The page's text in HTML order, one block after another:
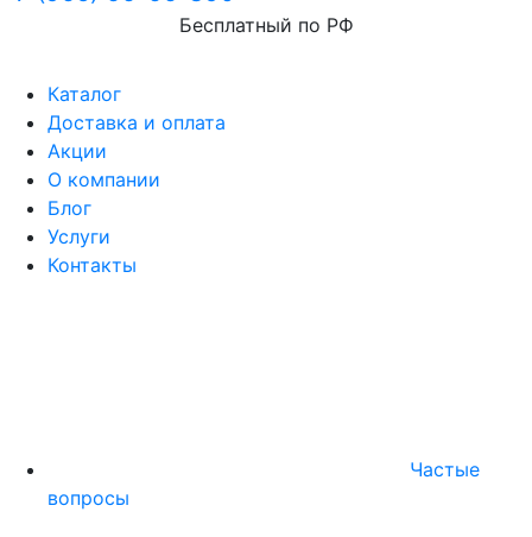
Бесплатный по РФ
Каталог
Доставка и оплата
Акции
О компании
Блог
Услуги
Контакты
Частые
вопросы